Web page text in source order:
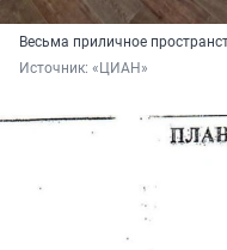
Весьма приличное
Источник: «ЦИАН»